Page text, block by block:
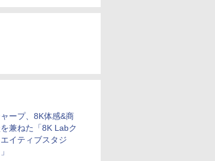
ープ、8K体感&商
兼ねた「8K Labク
エイティブスタジ